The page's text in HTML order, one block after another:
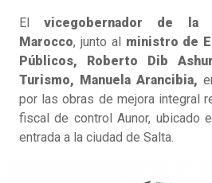
Elvicegobernador de la
Marocco, junto al ministro de
Públicos, Roberto Dib
Turismo, Manuela Arancibia,
por las obras de mejora integral
fiscal de control Aunor, ubicado
entrada a la ciudad de Salta.